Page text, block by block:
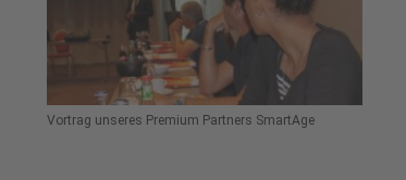
Vortrag unseres Premium Partners SmartAge